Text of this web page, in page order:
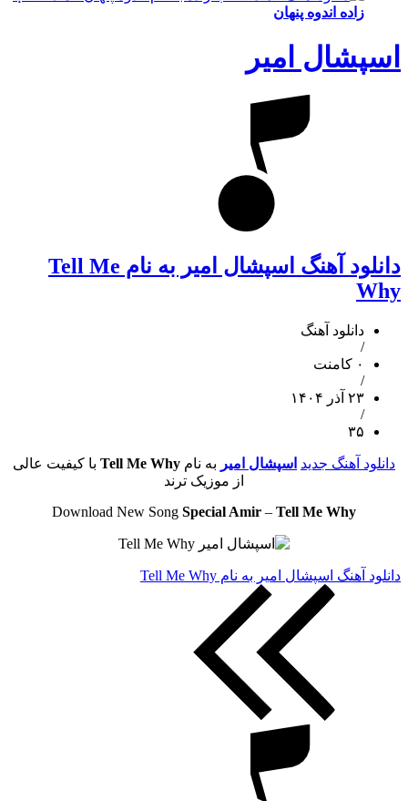
زاده اندوه پنهان
اسپشال امیر
دانلود آهنگ اسپشال امیر به نام Tell Me
Why
دانلود آهنگ
/
۰ کامنت
/
۲۳ آذر ۱۴۰۴
/
۳۵
دانلود آهنگ جدید اسپشال امیر به نام Tell Me Why با کیفیت عالی
از موزیک ترند
Download New Song Special Amir – Tell Me Why
دانلود آهنگ اسپشال امیر به نام Tell Me Why